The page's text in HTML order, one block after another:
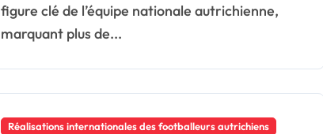
figure clé de l’équipe nationale autrichienne,
marquant plus de...
Réalisations internationales des footballeurs autrichiens